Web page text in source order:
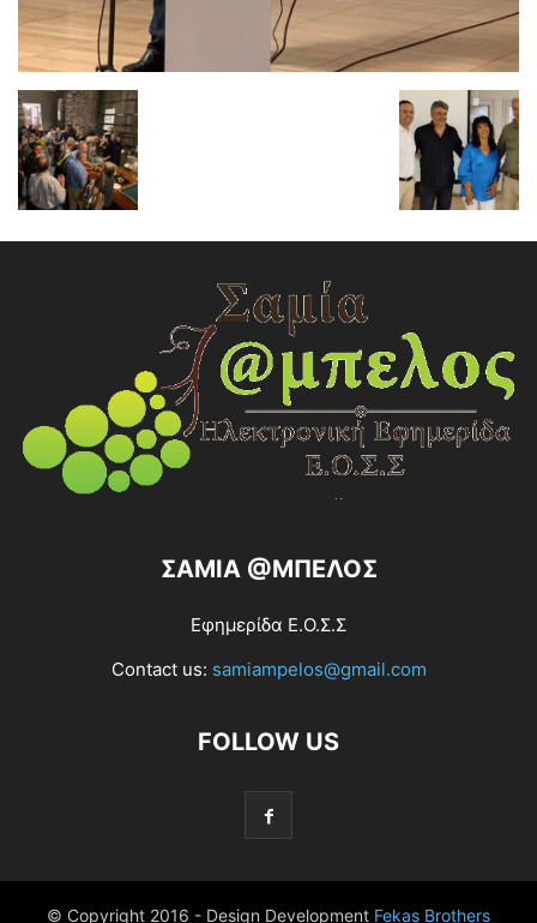
ΣΑΜΙΑ @ΜΠΕΛΟΣ
Εφημερίδα Ε.Ο.Σ.Σ
Contact us: samiampelos@gmail.com
FOLLOW US
© Copyright 2016 - Design Development Fekas Brothers